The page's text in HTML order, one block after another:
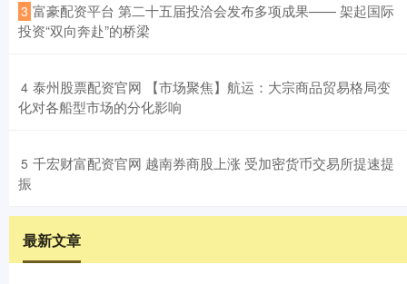
3 ​富豪配资平台 第二十五届投洽会发布多项成果—— 架起国际
投资“双向奔赴”的桥梁
4 ​泰州股票配资官网 【市场聚焦】航运：大宗商品贸易格局变
化对各船型市场的分化影响
5 ​千宏财富配资官网 越南券商股上涨 受加密货币交易所提速提
振
最新文章